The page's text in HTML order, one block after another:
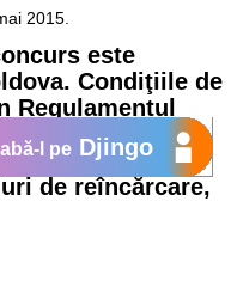
2015.
este
Condiţiile de
Regulamentul
se solicită
bancare,
de reîncărcare,
l pe Djingo